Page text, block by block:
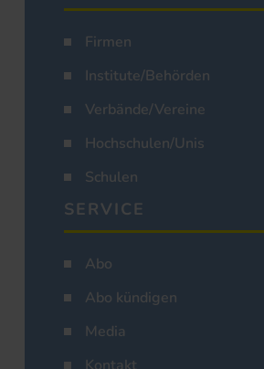
Firmen
Institute/Behörden
Verbände/Vereine
Hochschulen/Unis
Schulen
SERVICE
Abo
Abo kündigen
Media